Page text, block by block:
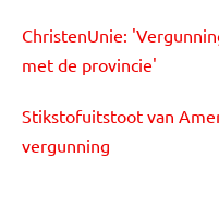
ChristenUnie:
met de provincie'
Stikstofuitstoot van
vergunning